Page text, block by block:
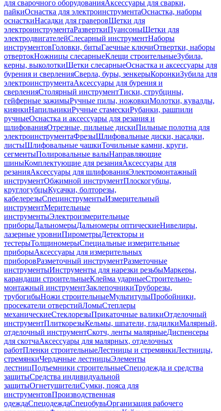
для сварочного оборудованияАксессуары для сварки,
пайкиОснастка для электроинструментаОснастка, наборы
оснасткиНасадки для граверовЩетки для
электроинструментаРазверткиПуансоныЩетки для
электродвигателейСлесарный инструментНаборы
инструментовГоловки, битыГаечные ключиОтвертки, наборы
отвертокНожницы слесарныеКлещи строительныеЗубила,
керны, выколоткиЩетки слесарныеОснастка и аксессуары для
бурения и сверленияСверла, буры, зенкерыКоронкиЗубила для
электроинструментаАксессуары для бурения и
сверленияСтолярный инструментТиски, струбцины,
гейферные зажимыРучные пилы, ножовкиМолотки, кувалды,
киянкиНапильникиРучные стамескиРубанки, рашпили
ручныеОснастка и аксессуары для резания и
шлифованияОтрезные, пильные дискиПильные полотна для
электроинструментаФрезыШлифовальные диски, насадки,
листыШлифовальные чашкиТочильные камни, круги,
сегментыПолировальные валыНаправляющие
шиныКомплектующие для резанияАксессуары для
резанияАксессуары для шлифованияЭлектромонтажный
инструментОбжимной инструментПлоскогубцы,
круглогубцыКусачки, болторезы,
кабелерезыСпецинструментыИзмерительный
инструментМерительные
инструментыЭлектроизмерительные
приборыДальномерыДальномеры оптическиеНивелиры,
лазерные уровниПирометрыДетекторы и
тестерыТолщиномерыСпециальные измерительные
приборыАксессуары для измерительных
приборовРазметочный инструментРазметочные
инструментыИнструменты для нарезки резьбыМаркеры,
карандаши строительныеКлейма ударныеСтроительно-
монтажный инструментЗаклепочникиТруборезы,
трубогибыНожи строительныеМультитулыПробойники,
просекатели отверстийЛомыСтеплеры
механическиеСтеклорезыПрикаточные валикиОтделочный
инструментПлиткорезыКельмы, шпатели, гладилкиМалярный,
отделочный инструментСкотч, ленты малярныеДиспенсеры
для скотчаАксессуары для малярных, отделочных
работПленки строительныеЛестницы и стремянкиЛестницы,
стремянкиЧердачные лестницыЭлементы
лестницПодъемники строительныеСпецодежда и средства
защитыСредства индивидуальной
защитыОгнетушителиСумки, пояса для
инструментовПроизводственная
одеждаСпецодеждаСпецобувьОрганизация рабочего